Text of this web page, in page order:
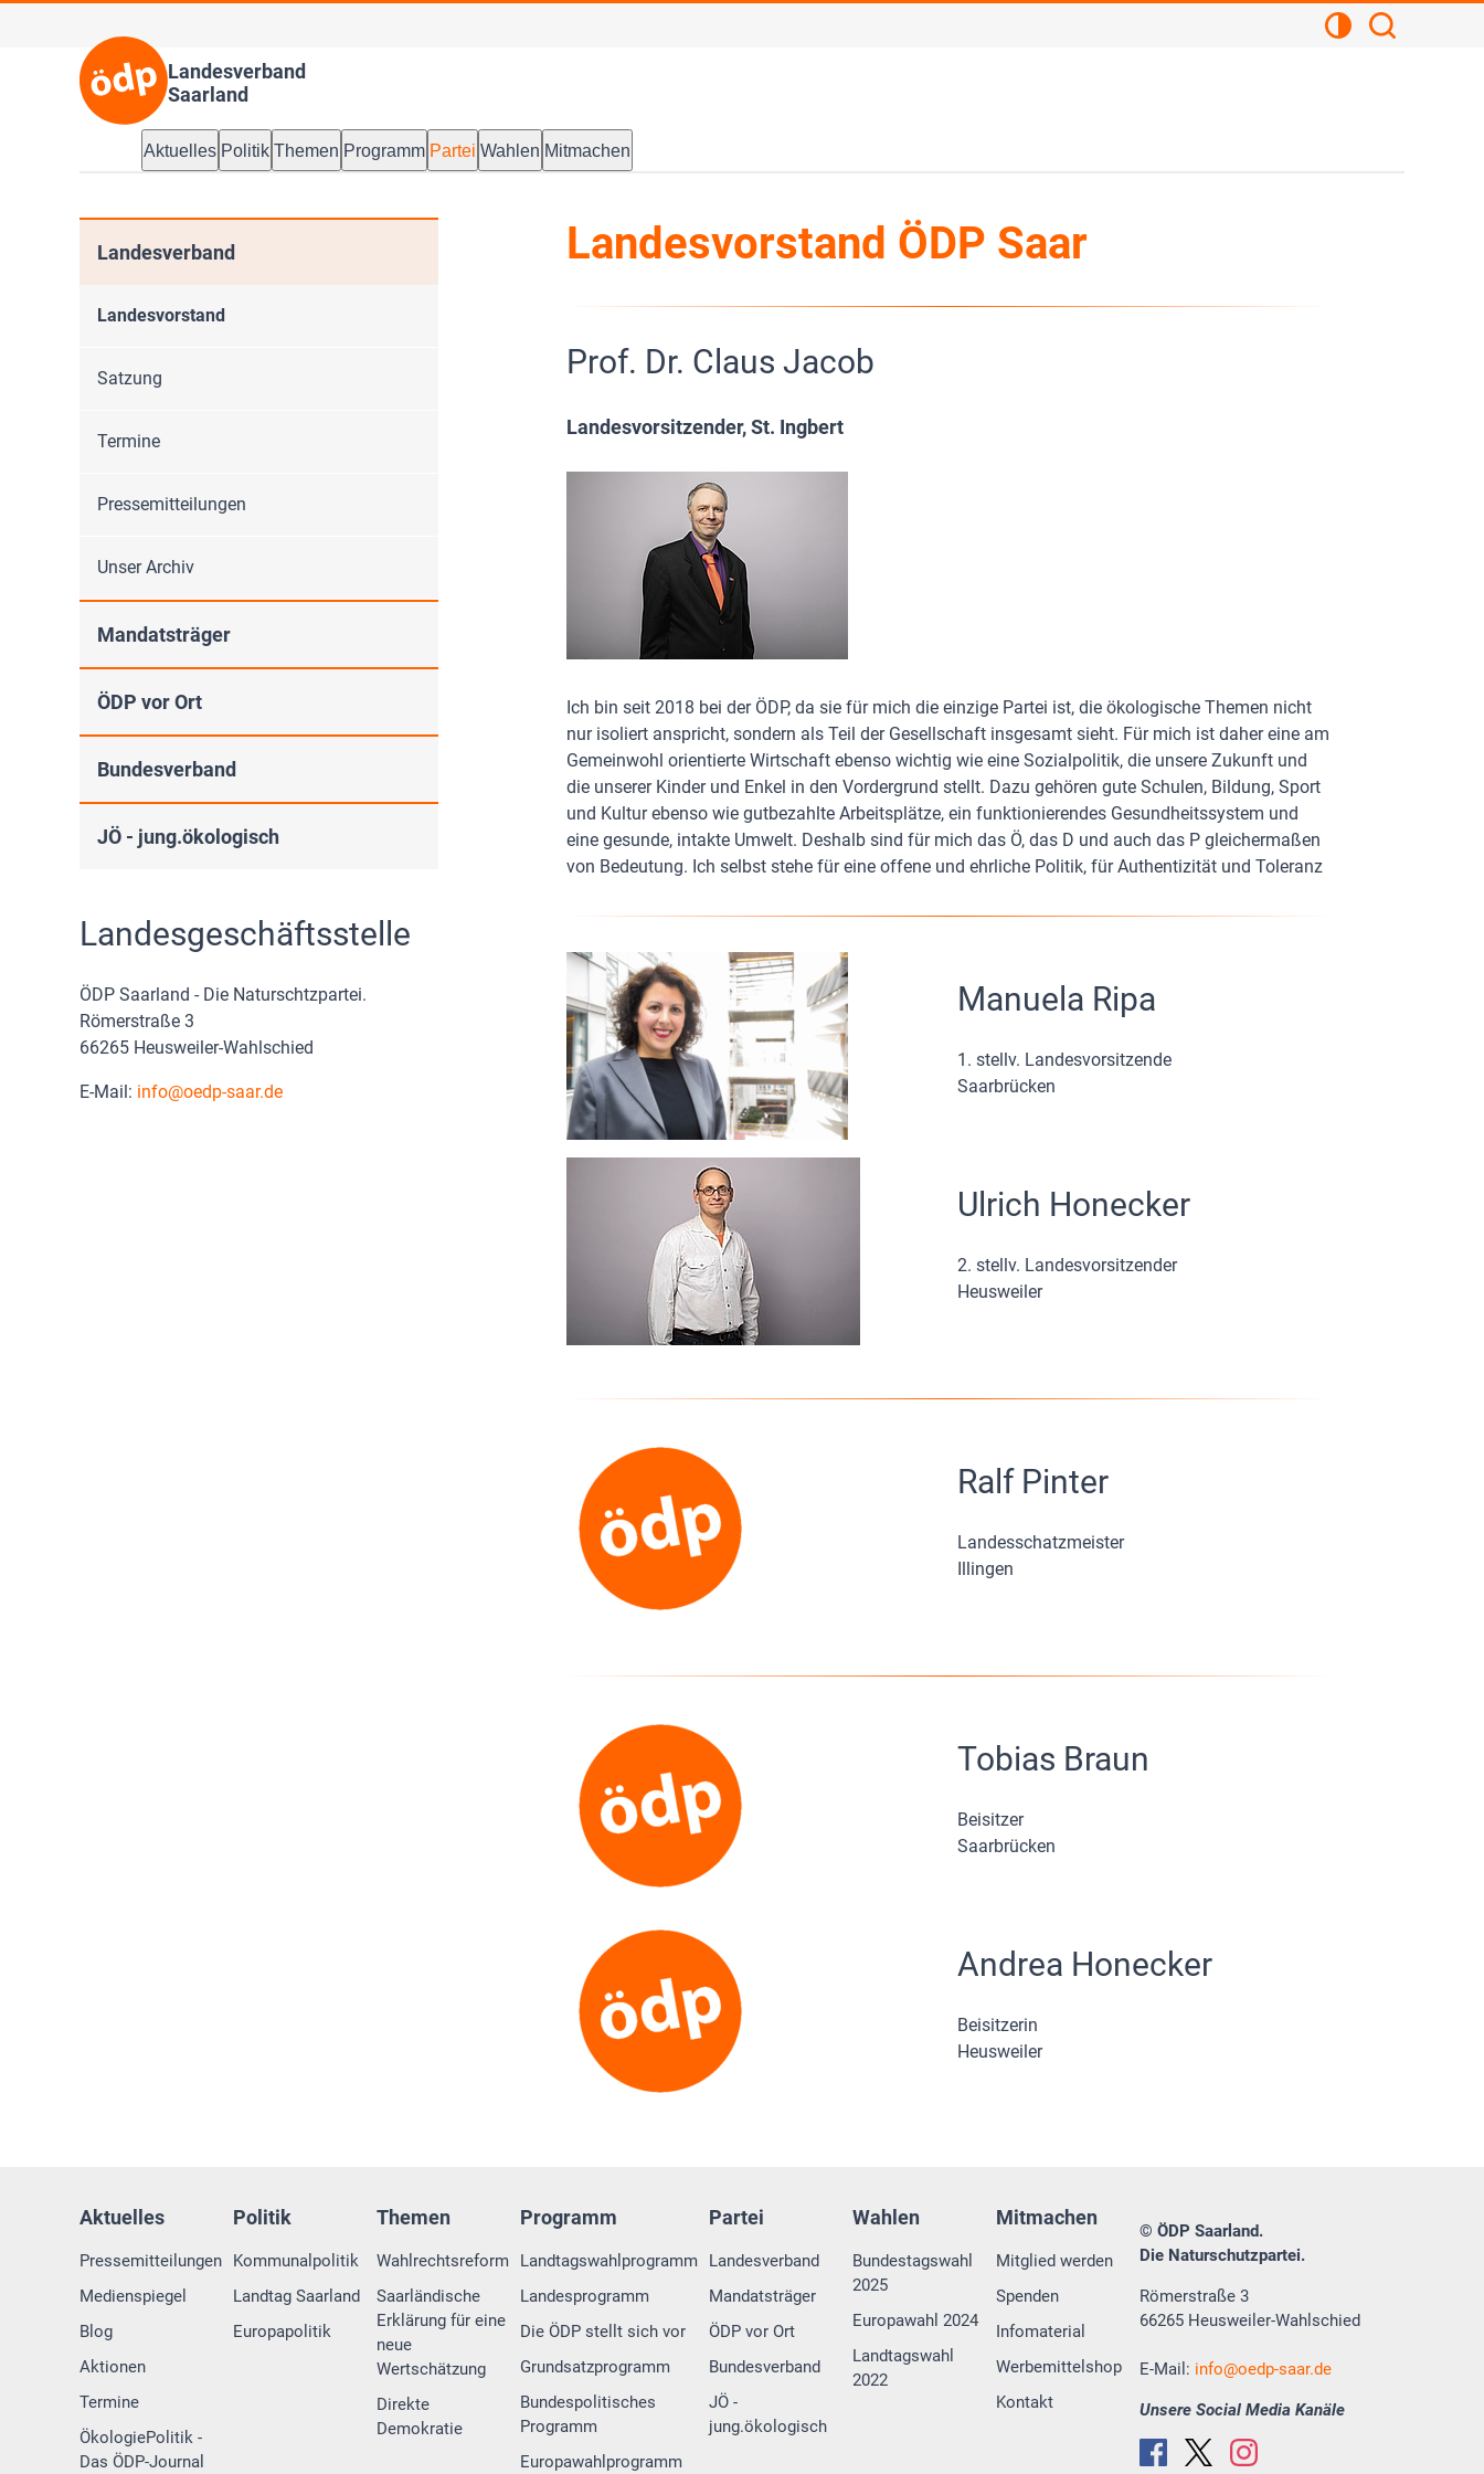
Landesverband
Saarland
Kontrastansicht
Aktuelles Politik Themen Programm Partei Wahlen Mitmachen
Landesvorstand ÖDP Saar
Prof. Dr. Claus Jacob
Landesvorsitzender, St. Ingbert
Ich bin seit 2018 bei der ÖDP, da sie für mich die einzige Partei ist, die ökologische Themen nicht
nur isoliert anspricht, sondern als Teil der Gesellschaft insgesamt sieht. Für mich ist daher eine am
Gemeinwohl orientierte Wirtschaft ebenso wichtig wie eine Sozialpolitik, die unsere Zukunft und
die unserer Kinder und Enkel in den Vordergrund stellt. Dazu gehören gute Schulen, Bildung, Sport
und Kultur ebenso wie gutbezahlte Arbeitsplätze, ein funktionierendes Gesundheitssystem und
eine gesunde, intakte Umwelt. Deshalb sind für mich das Ö, das D und auch das P gleichermaßen
von Bedeutung. Ich selbst stehe für eine offene und ehrliche Politik, für Authentizität und Toleranz
Manuela Ripa
1. stellv. Landesvorsitzende
Saarbrücken
Ulrich Honecker
2. stellv. Landesvorsitzender
Heusweiler
Ralf Pinter
Landesschatzmeister
Illingen
Tobias Braun
Beisitzer
Saarbrücken
Andrea Honecker
Beisitzerin
Heusweiler
Landesgeschäftsstelle
ÖDP Saarland - Die Naturschtzpartei.
Römerstraße 3
66265 Heusweiler-Wahlschied
E-Mail: info oedp-saar.de
Landesverband
Landesvorstand
Satzung
Termine
Pressemitteilungen
Unser Archiv
Mandatsträger
ÖDP vor Ort
Bundesverband
JÖ - jung.ökologisch
Aktuelles
Pressemitteilungen
Medienspiegel
Blog
Aktionen
Termine
ÖkologiePolitik -
Das ÖDP-Journal
Politik
Kommunalpolitik
Landtag Saarland
Europapolitik
Themen
Wahlrechtsreform
Saarländische
Erklärung für eine
neue
Wertschätzung
Direkte
Demokratie
Programm
Landtagswahlprogramm
Landesprogramm
Die ÖDP stellt sich vor
Grundsatzprogramm
Bundespolitisches
Programm
Europawahlprogramm
Partei
Landesverband
Mandatsträger
ÖDP vor Ort
Bundesverband
JÖ -
jung.ökologisch
Wahlen
Bundestagswahl
2025
Europawahl 2024
Landtagswahl
2022
Mitmachen
Mitglied werden
Spenden
Infomaterial
Werbemittelshop
Kontakt
© ÖDP Saarland.
Die Naturschutzpartei.
Römerstraße 3
66265 Heusweiler-Wahlschied
E-Mail: info oedp-saar.de
Unsere Social Media Kanäle